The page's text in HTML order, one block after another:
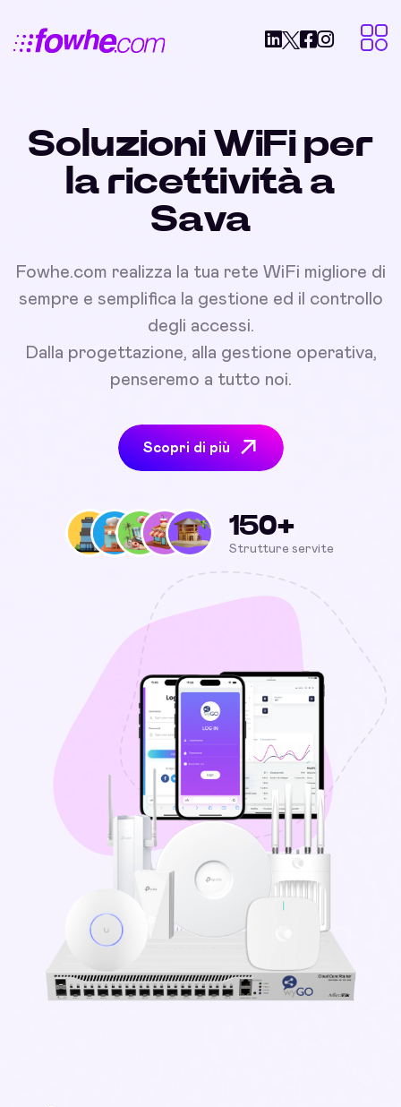
Soluzioni WiFi per
la ricettività a
Sava
Fowhe.com realizza la tua rete WiFi migliore di
sempre e semplifica la gestione ed il controllo
degli accessi.
Dalla progettazione, alla gestione operativa,
penseremo a tutto noi.
Scopri di più
150+
Strutture servite